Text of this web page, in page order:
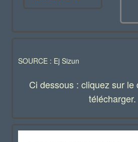
SOURCE : Ej Sizun
Ci dessous : cliquez sur le
télécharger.